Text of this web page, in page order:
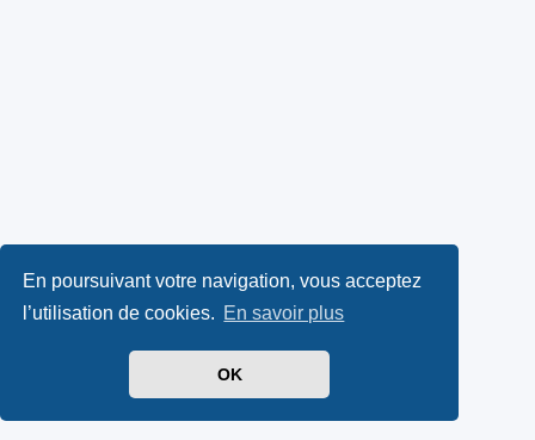
En poursuivant votre navigation, vous acceptez
l’utilisation de cookies. En savoir plus
OK